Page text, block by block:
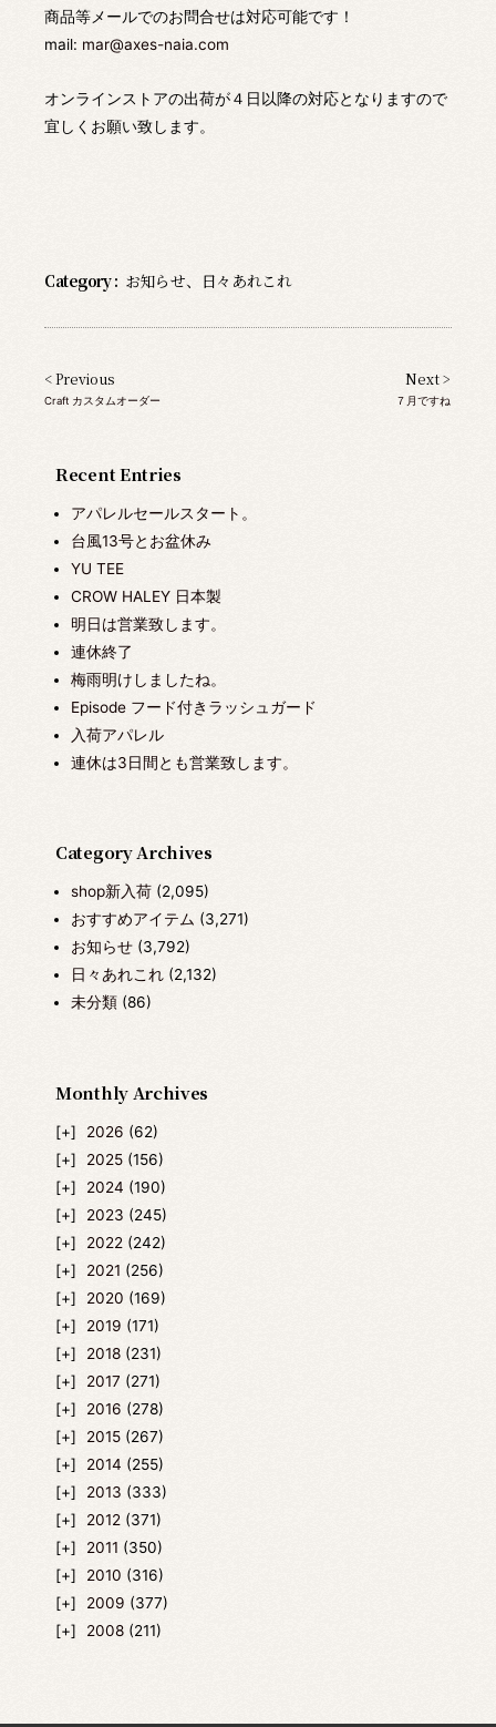
Recent Entries
アパレルセールスタート。
台風13号とお盆休み
YU TEE
CROW HALEY 日本製
明日は営業致します。
連休終了
梅雨明けしましたね。
Episode フード付きラッシュガード
入荷アパレル
連休は3日間とも営業致します。
Category Archives
shop新入荷(2,095)
おすすめアイテム (3,271)
お知らせ(3,792)
日々あれこれ(2,132)
未分類(86)
Monthly Archives
2026 (62)
2025 (156)
2024 (190)
2023 (245)
2022 (242)
2021 (256)
2020 (169)
2019 (171)
2018 (231)
2017 (271)
2016 (278)
2015 (267)
2014 (255)
2013 (333)
2012 (371)
2011 (350)
2010 (316)
2009 (377)
2008 (211)
商品等メールでのお問合せは対応可能です！
mail: mar@axes-naia.com
オンラインストアの出荷が４日以降の対応となりますので
宜しくお願い致します。
Category : お知らせ、 日々あれこれ
< Previous
Craft カスタムオーダー
Next >
７月ですね